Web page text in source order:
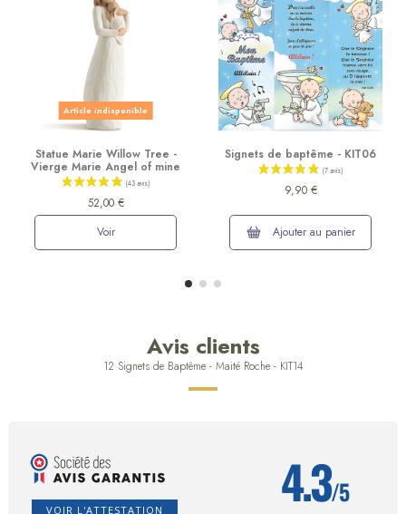
Article indisponible
Statue Marie Willow Tree -
Vierge Marie Angel of mine
52,00 €
Voir
Signets de baptême - KIT06
9,90 €
Ajouter au panier
Avis clients
12 Signets de Baptême - Maité Roche - KIT14
VOIR L'ATTESTATION 4.3/5